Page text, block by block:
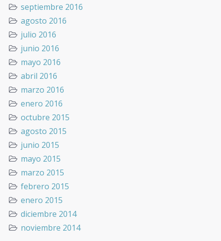
septiembre 2016
agosto 2016
julio 2016
junio 2016
mayo 2016
abril 2016
marzo 2016
enero 2016
octubre 2015
agosto 2015
junio 2015
mayo 2015
marzo 2015
febrero 2015
enero 2015
diciembre 2014
noviembre 2014